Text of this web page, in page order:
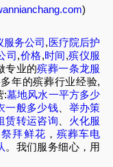
)
服务公司,医疗院后护
司,价格,时间,殡仪服
专业的殡葬一条龙服
年的殡葬行业经验,
:墓地风水一平方多少
一般多少钱
举办策
赁转运咨询
火化服
祭拜鲜花 ， 殡葬车电
。我们服务细心，用